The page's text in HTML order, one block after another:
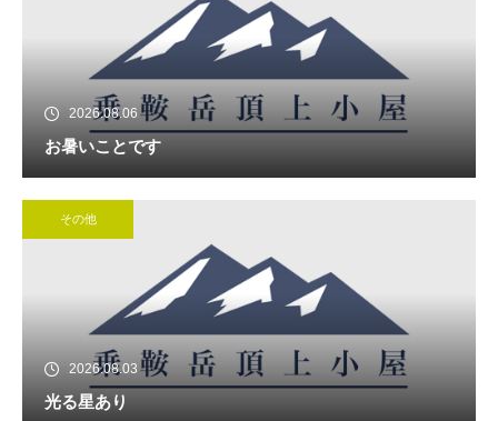
2026.08.06
お暑いことです
その他
2026.08.03
光る星あり